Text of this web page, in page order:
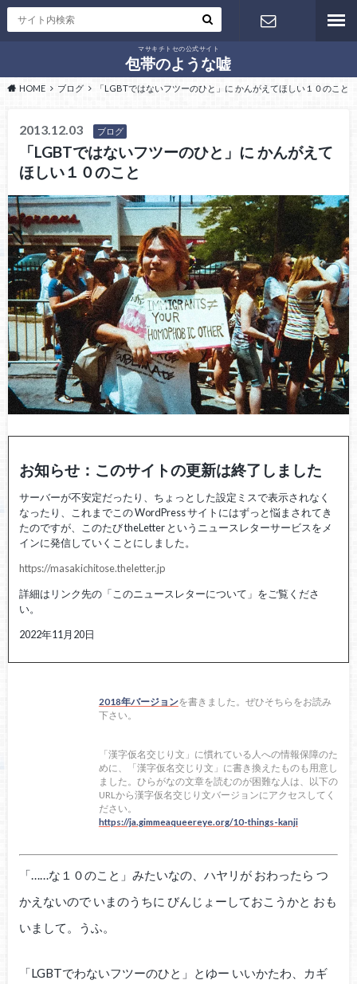
マサキチトセの公式サイト
包帯のような嘘
HOME ブログ 「LGBTではないフツーのひと」に かんがえてほしい１０のこと
2013.12.03 ブログ
「LGBTではないフツーのひと」に かんがえて
ほしい１０のこと
お知らせ：このサイトの更新は終了しました
サーバーが不安定だったり、ちょっとした設定ミスで表示されなく
なったり、これまでこの WordPress サイトにはずっと悩まされてき
たのですが、このたび theLetter というニュースレターサービスをメ
インに発信していくことにしました。
https://masakichitose.theletter.jp
詳細はリンク先の「このニュースレターについて」をご覧くださ
い。
2022年11月20日
2018年バージョンを書きました。ぜひそちらをお読み
下さい。
「漢字仮名交じり文」に慣れている人への情報保障のた
めに、「漢字仮名交じり文」に書き換えたものも用意し
ました。ひらがなの文章を読むのが困難な人は、以下の
URLから漢字仮名交じり文バージョンにアクセスしてく
ださい。
https://ja.gimmeaqueereye.org/10-things-kanji
「……な１０のこと」みたいなの、ハヤリが おわったら つ
かえないので いまのうちに びんじょーしておこうかと おも
いまして。うふ。
「LGBTでわないフツーのひと」とゆー いいかたわ、カギ